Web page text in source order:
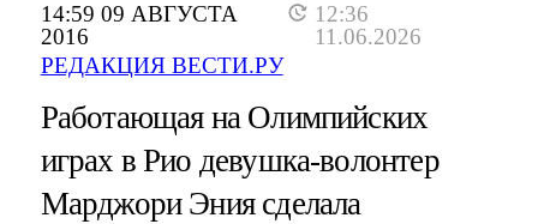
14:59 09 АВГУСТА
2016
12:36
11.06.2026
РЕДАКЦИЯ ВЕСТИ.РУ
Работающая на Олимпийских
играх в Рио девушка-волонтер
Марджори Эния сделала